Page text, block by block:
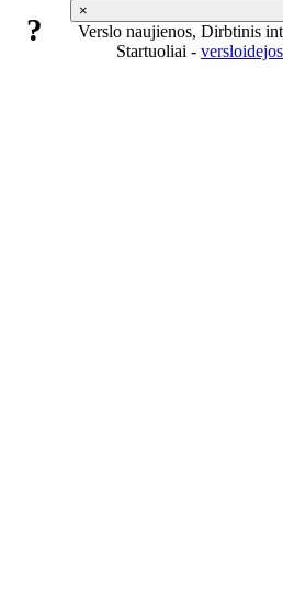
×
?
Verslo naujienos, Dirbtinis
Startuoliai -